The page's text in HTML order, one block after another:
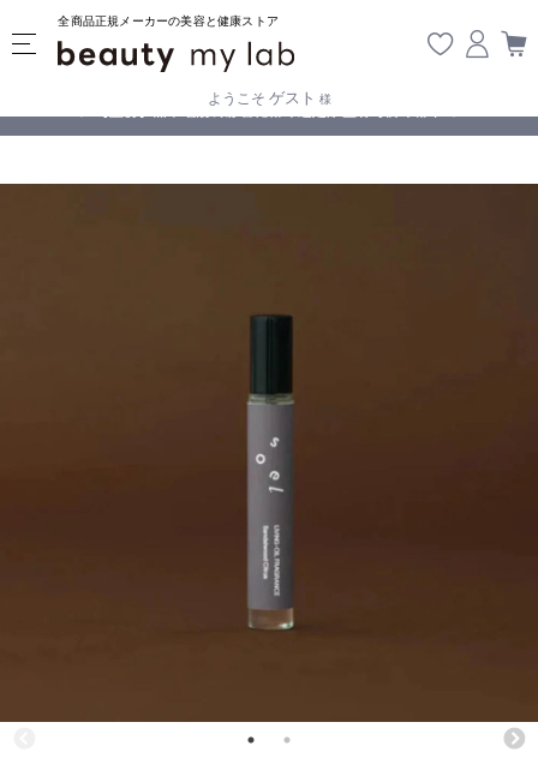
全商品正規メーカーの美容と健康ストア
ようこそ ゲスト 様
【重要】熊本地震の影響により遅延が生じております